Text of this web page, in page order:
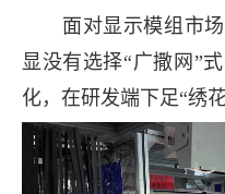
面对显示模组市场
显没有选择“广撒网”
化，在研发端下足“绣花